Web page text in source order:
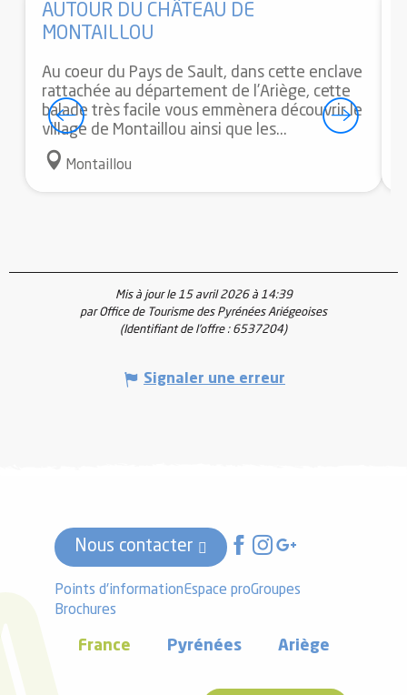
Coups de cœur / incontournables
AUTOUR DU CHÂTEAU DE
MONTAILLOU
Au coeur du Pays de Sault, dans cette enclave
rattachée au département de l’Ariège, cette
balade très facile vous emmènera découvrir le
village de Montaillou ainsi que les...
Montaillou
Mis à jour le 15 avril 2026 à 14:39
par Office de Tourisme des Pyrénées Ariégeoises
(Identifiant de l'offre : 6537204)
Signaler une erreur
Nous contacter
Points d'informationEspace proGroupes
Brochures
France Pyrénées Ariège